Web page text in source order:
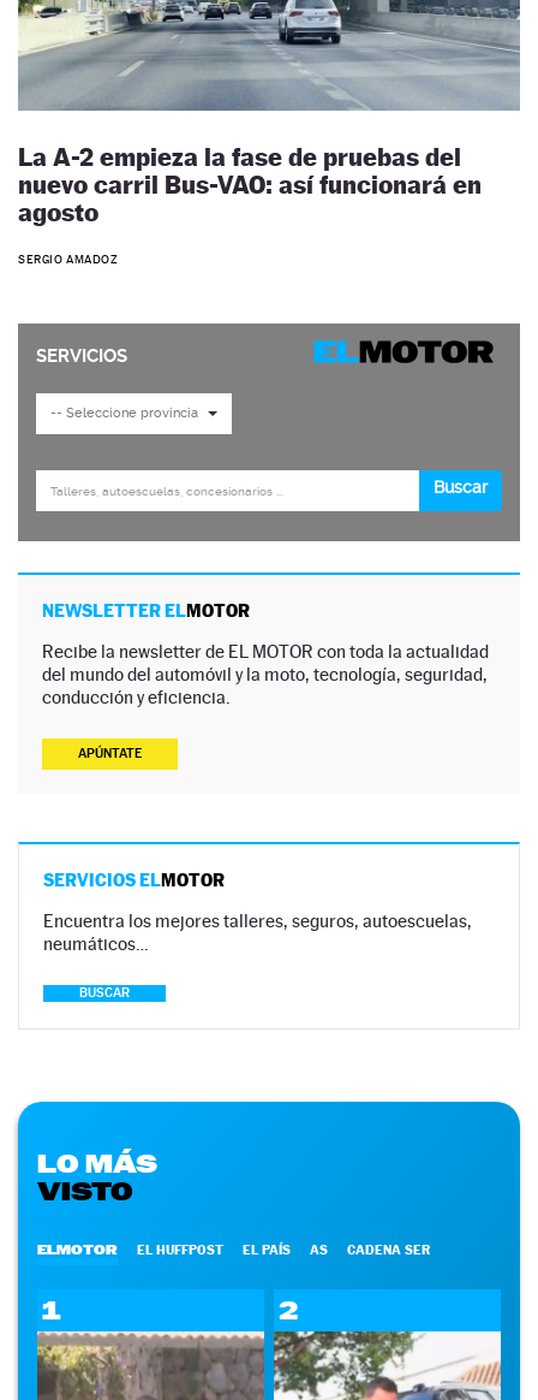
La A-2 empieza la fase de pruebas del
nuevo carril Bus-VAO: así funcionará en
agosto
SERGIO AMADOZ
NEWSLETTER ELMOTOR
Recibe la newsletter de EL MOTOR con toda la actualidad
del mundo del automóvil y la moto, tecnología, seguridad,
conducción y eficiencia.
APÚNTATE
SERVICIOS ELMOTOR
Encuentra los mejores talleres, seguros, autoescuelas,
neumáticos…
BUSCAR
LO MÁS
VISTO
ELMOTOR EL HUFFPOST EL PAÍS AS CADENA SER
1 2